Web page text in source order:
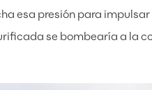
esa presión para
se bombearía a la